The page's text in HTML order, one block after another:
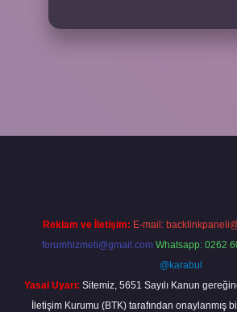
Reklam ve İletişim: E-mail:
forumhizmeti@gmail.com Whatsapp: 0262
@karabul
Yasal Uyarı: Sitemiz, 5651 Sayılı Kanun
İletişim Kurumu (BTK) tarafından onaylanmış